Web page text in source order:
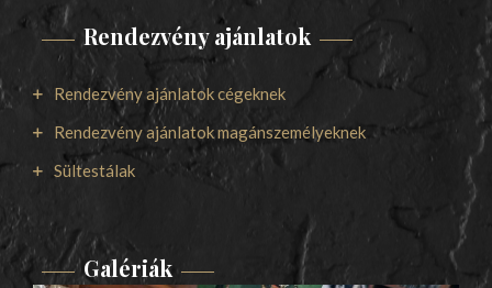
Rendezvény ajánlatok
Rendezvény ajánlatok cégeknek
Rendezvény ajánlatok magánszemélyeknek
Sültestálak
Galériák